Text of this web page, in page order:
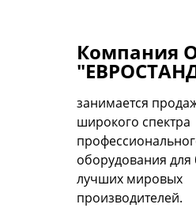
Компания
занимается
широкого спектра
оборудования для
лучших мировых
производителей.